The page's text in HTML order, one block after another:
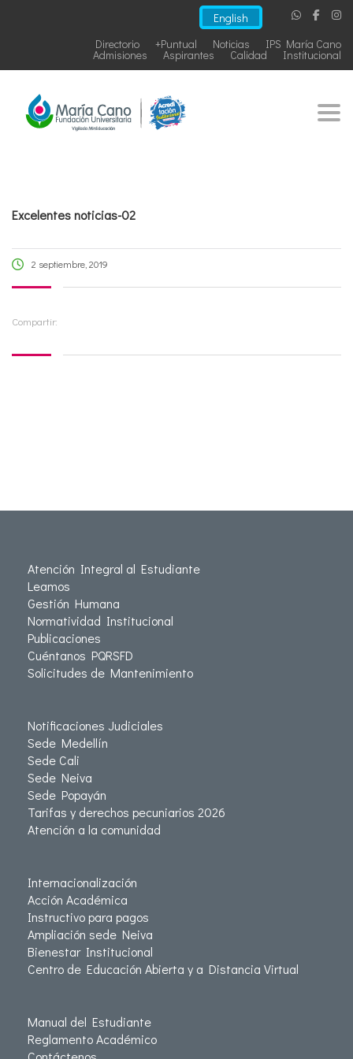
English
IPS María Cano
Noticias
+Puntual
Directorio
Institucional
Calidad
Aspirantes
Admisiones
Excelentes noticias-02
2 septiembre, 2019
Compartir:
Atención Integral al Estudiante
Leamos
Gestión Humana
Normatividad Institucional
Publicaciones
Cuéntanos PQRSFD
Solicitudes de Mantenimiento
Notificaciones Judiciales
Sede Medellín
Sede Cali
Sede Neiva
Sede Popayán
Tarifas y derechos pecuniarios 2026
Atención a la comunidad
Internacionalización
Acción Académica
Instructivo para pagos
Ampliación sede Neiva
Bienestar Institucional
Centro de Educación Abierta y a Distancia Virtual
Manual del Estudiante
Reglamento Académico